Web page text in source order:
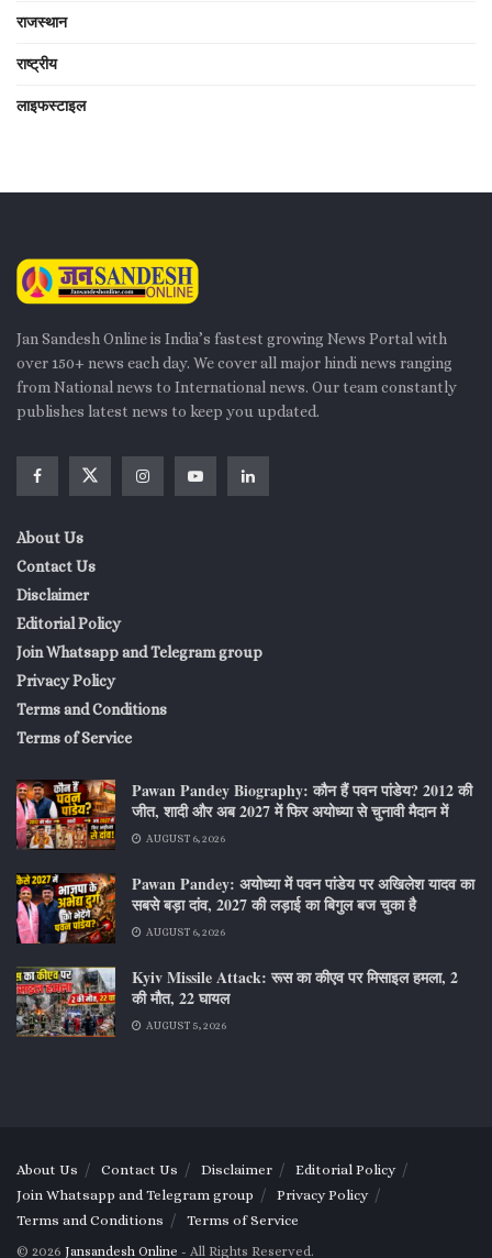
राजस्थान
राष्ट्रीय
लाइफस्टाइल
Jan Sandesh Online is India’s fastest growing News Portal with
over 150+ news each day. We cover all major hindi news ranging
from National news to International news. Our team constantly
publishes latest news to keep you updated.
About Us
Contact Us
Disclaimer
Editorial Policy
Join Whatsapp and Telegram group
Privacy Policy
Terms and Conditions
Terms of Service
Pawan Pandey Biography: कौन हैं पवन पांडेय? 2012 की
जीत, शादी और अब 2027 में फिर अयोध्या से चुनावी मैदान में
AUGUST 6, 2026
Pawan Pandey: अयोध्या में पवन पांडेय पर अखिलेश यादव का
सबसे बड़ा दांव, 2027 की लड़ाई का बिगुल बज चुका है
AUGUST 6, 2026
Kyiv Missile Attack: रूस का कीएव पर मिसाइल हमला, 2
की मौत, 22 घायल
AUGUST 5, 2026
About Us Contact Us Disclaimer
Editorial Policy
Join Whatsapp and Telegram group
Privacy Policy
Terms and Conditions
Terms of Service
© 2026 Jansandesh Online - All Rights Reserved.